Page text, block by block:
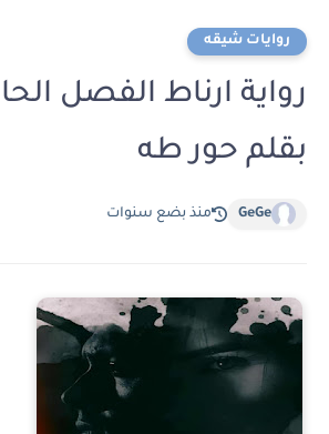
روايات شيقه
بقلم حور طه
GeGe منذ بضع سنوات